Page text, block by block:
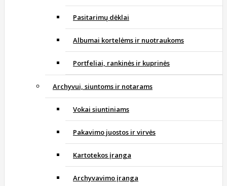
Pasitarimų dėklai
Albumai kortelėms ir nuotraukoms
Portfeliai, rankinės ir kuprinės
Archyvui, siuntoms ir notarams
Vokai siuntiniams
Pakavimo juostos ir virvės
Kartotekos įranga
Archyvavimo įranga